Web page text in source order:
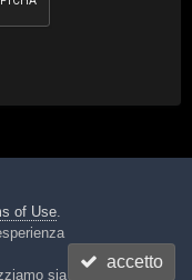
Cookies
of Use.
sia
accetto